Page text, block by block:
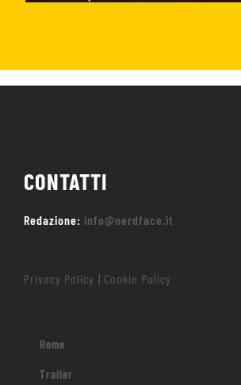
CONTATTI
Redazione: info@nerdface.it
Privacy Policy | Cookie Policy
Home
Trailer